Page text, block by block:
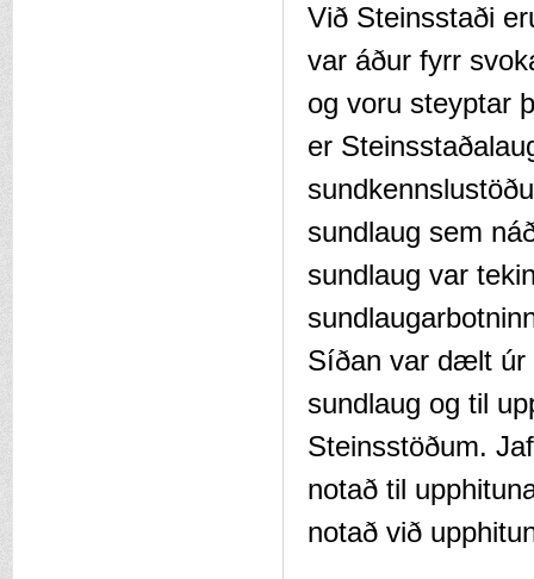
Við Steinsstaði
var áður fyrr
og voru steyptar
er
sundlaug sem
sundlaug var
Síðan var dælt úr
sundlaug og til
Steinsstöðum.
notað til
notað við